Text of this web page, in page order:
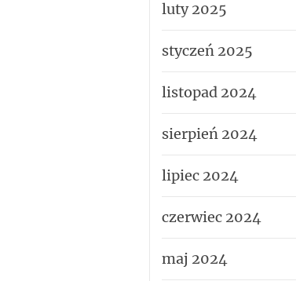
luty 2025
styczeń 2025
listopad 2024
sierpień 2024
lipiec 2024
czerwiec 2024
maj 2024